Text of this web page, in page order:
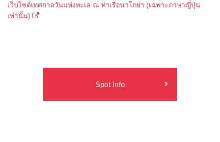
เว็บไซต์เทศกาลวันแห่งทะเล ณ ท่าเรือนาโกย่า (เฉพาะภาษาญี่ปุ่น
เท่านั้น)
Spot Info